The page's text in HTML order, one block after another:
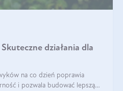
działania dla
na co dzień poprawia
i pozwala budować lepszą